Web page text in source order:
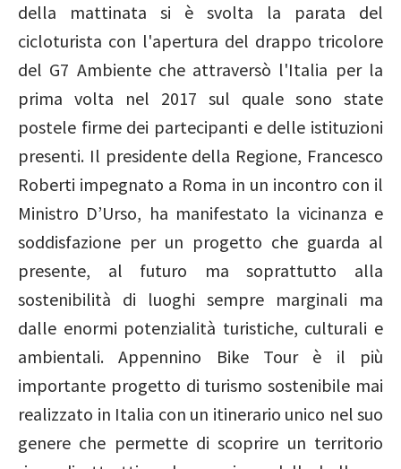
della mattinata si è svolta la parata del
cicloturista con l'apertura del drappo tricolore
del G7 Ambiente che attraversò l'Italia per la
prima volta nel 2017 sul quale sono state
postele firme dei partecipanti e delle istituzioni
presenti. Il presidente della Regione, Francesco
Roberti impegnato a Roma in un incontro con il
Ministro D’Urso, ha manifestato la vicinanza e
soddisfazione per un progetto che guarda al
presente, al futuro ma soprattutto alla
sostenibilità di luoghi sempre marginali ma
dalle enormi potenzialità turistiche, culturali e
ambientali. Appennino Bike Tour è il più
importante progetto di turismo sostenibile mai
realizzato in Italia con un itinerario unico nel suo
genere che permette di scoprire un territorio